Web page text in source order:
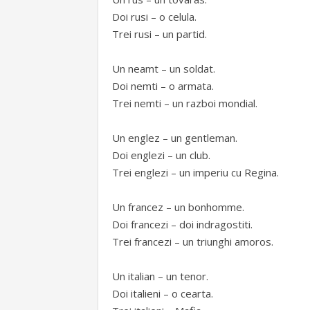
Doi rusi – o celula.
Trei rusi – un partid.
Un neamt – un soldat.
Doi nemti – o armata.
Trei nemti – un razboi mondial.
Un englez – un gentleman.
Doi englezi – un club.
Trei englezi – un imperiu cu Regina.
Un francez – un bonhomme.
Doi francezi – doi indragostiti.
Trei francezi – un triunghi amoros.
Un italian – un tenor.
Doi italieni – o cearta.